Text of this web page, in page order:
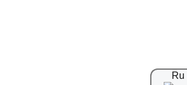
Ru